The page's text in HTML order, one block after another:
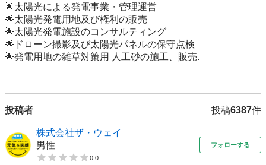
🌟太陽光による発電事業・管理運営
🌟太陽光発電用地及び権利の販売
🌟太陽光発電施設のコンサルティング
🌟ドローン撮影及び太陽光パネルの保守点検
🌟発電用地の雑草対策用 人工砂の施工、販売.
投稿者 投稿6387件
株式会社ザ・ウェイ
男性
0.0
フォローする